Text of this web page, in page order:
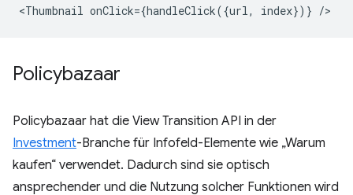
<Thumbnail onClick={handleClick({url, index})} /
Policybazaar
Policybazaar hat die View Transition API in der
Investment-Branche für Infofeld-Elemente wie „Warum
kaufen“ verwendet. Dadurch sind sie optisch
ansprechender und die Nutzung solcher Funktionen wird